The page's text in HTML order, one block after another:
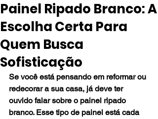
Painel Ripado Branco: A
Escolha Certa Para
Quem Busca
Sofisticação
Se você está pensando em reformar ou
redecorar a sua casa, já deve ter
ouvido falar sobre o painel ripado
branco. Esse tipo de painel está cada